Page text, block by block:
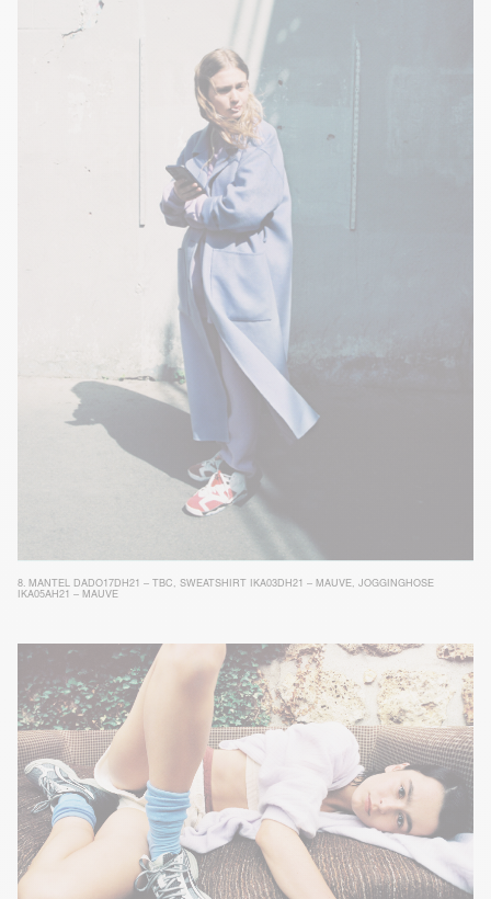
8. MANTEL DADO17DH21 – TBC , SWEATSHIRT IKA03DH21 – MAUVE, JOGGINGHOSE
IKA05AH21 – MAUVE